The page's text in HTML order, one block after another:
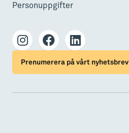
Personuppgifter
Prenumerera på vårt nyhetsbrev